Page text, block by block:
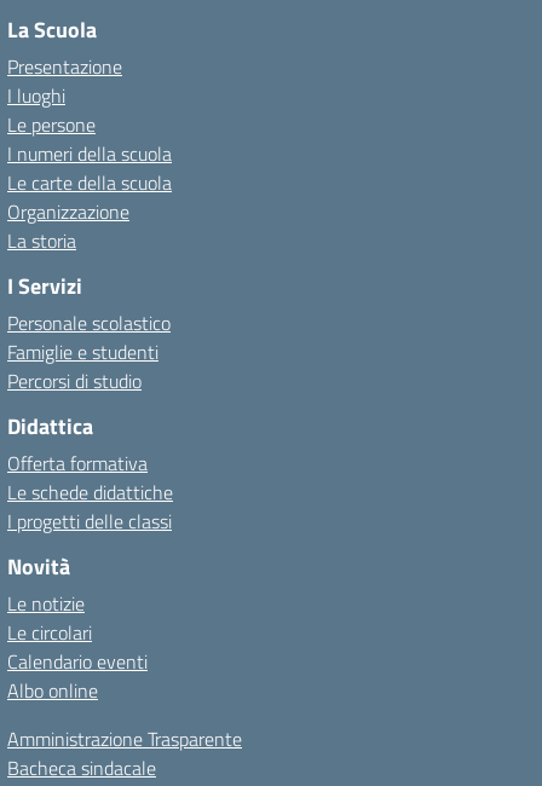
La Scuola
Presentazione
I luoghi
Le persone
I numeri della scuola
Le carte della scuola
Organizzazione
La storia
I Servizi
Personale scolastico
Famiglie e studenti
Percorsi di studio
Didattica
Offerta formativa
Le schede didattiche
I progetti delle classi
Novità
Le notizie
Le circolari
Calendario eventi
Albo online
Amministrazione Trasparente
Bacheca sindacale